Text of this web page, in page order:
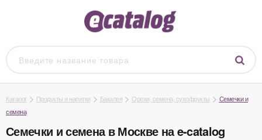
Каталог Продукты и напитки Бакалея Орехи, семена, сухофрукты
Семечки и
семена
Семечки и семена в Москве на e-catalog